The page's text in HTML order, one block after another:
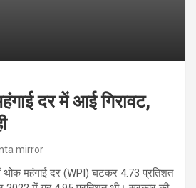
दर में आई गिरावट,
mirror
थोक महंगाई दर (WPI) घटकर 4.73 प्रतिशत